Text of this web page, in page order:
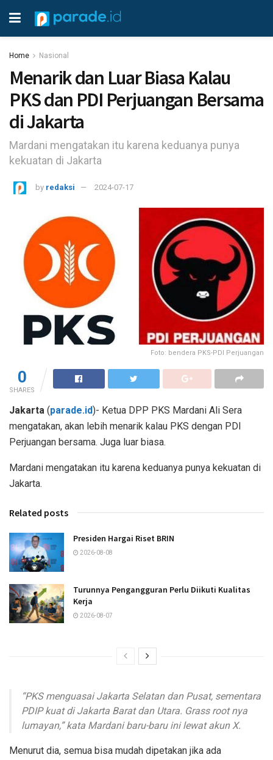
Home Nasional
Menarik dan Luar Biasa Kalau
PKS dan PDI Perjuangan Bersama
di Jakarta
Mardani mengatakan itu karena keduanya punya
kekuatan di Jakarta
by redaksi 2024-07-17
Foto: bendera PKS-PDI Perjuangan
0
SHARES
Jakarta (parade.id)- Ketua DPP PKS Mardani Ali Sera
mengatakan, akan lebih menarik kalau PKS dengan PDI
Perjuangan bersama. Juga luar biasa.
Mardani mengatakan itu karena keduanya punya kekuatan di
Jakarta.
Related posts
Presiden Hargai Riset BRIN
2026-08-08
Turunnya Pengangguran Perlu Diikuti Kualitas
Kerja
2026-08-07
“PKS menguasai Jakarta Selatan dan Pusat, sementara
PDIP kuat di Jakarta Barat dan Utara. Grass root nya
lumayan,” kata Mardani baru-baru ini lewat akun X.
Menurut dia, semua bisa mudah dipetakan jika ada